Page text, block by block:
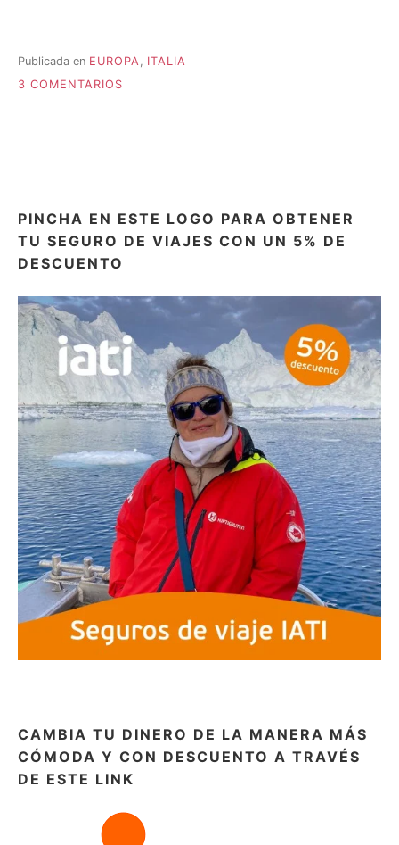
Publicada en EUROPA
ITALIA
3 COMENTARIOS
PINCHA EN ESTE LOGO PARA OBTENER
TU SEGURO DE VIAJES CON UN 5% DE
DESCUENTO
CAMBIA TU DINERO DE LA MANERA MÁS
CÓMODA Y CON DESCUENTO A TRAVÉS
DE ESTE LINK